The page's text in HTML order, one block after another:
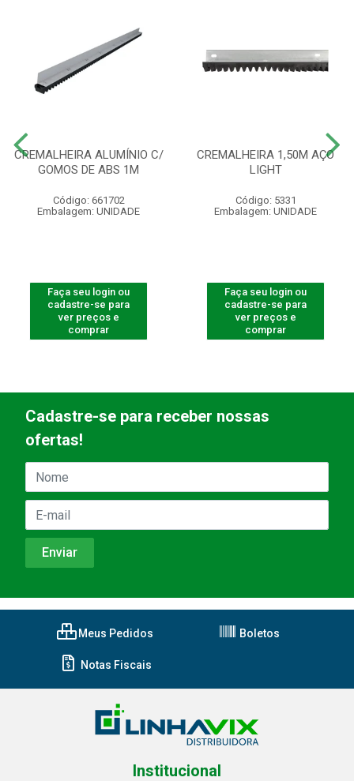
CREMALHEIRA ALUMÍNIO C/
GOMOS DE ABS 1M
Código: 661702
Embalagem: UNIDADE
Faça seu login ou
cadastre-se para
ver preços e
comprar
CREMALHEIRA 1,50M AÇO
LIGHT
Código: 5331
Embalagem: UNIDADE
Faça seu login ou
cadastre-se para
ver preços e
comprar
Cadastre-se para receber nossas
ofertas!
Meus Pedidos Boletos
Notas Fiscais
Institucional